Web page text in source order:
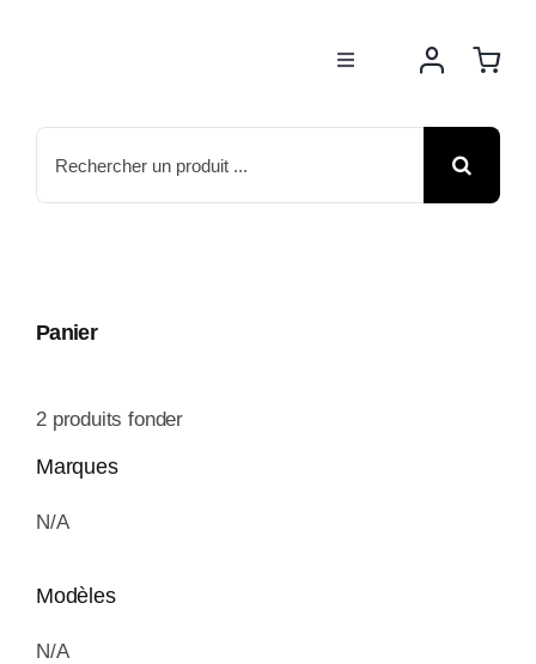
Toggle
BOUTIQUE
NOS MARQUES
Panier
2produits fonder
Marques
N/A
Modèles
N/A